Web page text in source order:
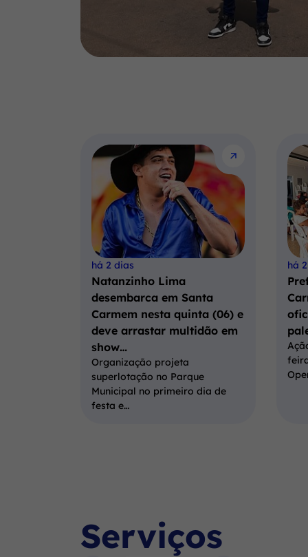
há 2 dias
Natanzinho Lima
desembarca em Santa
Carmem nesta quinta (06) e
deve arrastar multidão em
show…
Organização projeta
superlotação no Parque
Municipal no primeiro dia de
festa e…
há
Serviços